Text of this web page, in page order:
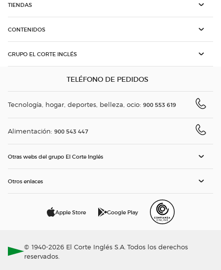
TIENDAS
CONTENIDOS
GRUPO EL CORTE INGLÉS
TELÉFONO DE PEDIDOS
Tecnología, hogar, deportes, belleza, ocio: 900 553 619
Alimentación: 900 543 447
Otras webs del grupo El Corte Inglés
Otros enlaces
Apple Store Google Play
© 1940-2026 El Corte Inglés S.A. Todos los derechos
reservados.